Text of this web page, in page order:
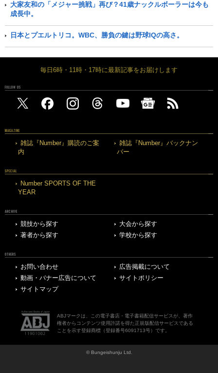
大家友和の「メジャー挑戦」再び？41歳ナックルボーラーは今も
成長中。
日本とプエルトリコ。WBC、勝負の鍵は野球IQの高さ。
毎日6時・11時・17時に最新記事をお届けします
FOLLOW US
MAGAZINE
雑誌『Number』購読のご案
内
雑誌『Number』バックナン
バー
SPECIAL
Number SPORTS OF THE
YEAR
ARCHIVE
競技から探す
大会から探す
著者から探す
学校から探す
OTHERS
お問い合わせ
広告掲載について
動画・バナー広告について
サイトポリシー
サイトマップ
ABJマークは、この電子書店・電子書籍配信サービスが、著作
権者からコンテンツ使用許諾を得た正規版配信サービスである
ことを示す登録商標（登録番号6091713号）です。
© Bungeishunju Ltd.